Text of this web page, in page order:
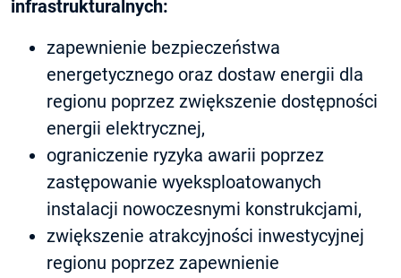
infrastrukturalnych:
zapewnienie bezpieczeństwa
energetycznego oraz dostaw energii dla
regionu poprzez zwiększenie dostępności
energii elektrycznej,
ograniczenie ryzyka awarii poprzez
zastępowanie wyeksploatowanych
instalacji nowoczesnymi konstrukcjami,
zwiększenie atrakcyjności inwestycyjnej
regionu poprzez zapewnienie